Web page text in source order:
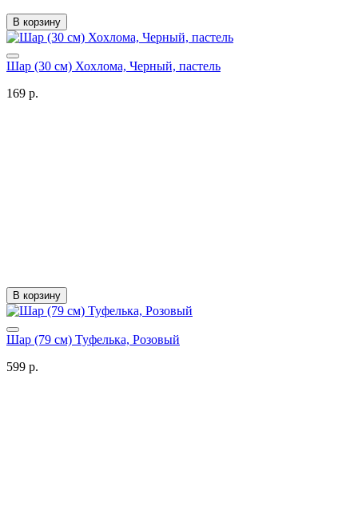
В корзину
Шар (30 см) Хохлома, Черный, пастель
169 р.
В корзину
Шар (79 см) Туфелька, Розовый
599 р.